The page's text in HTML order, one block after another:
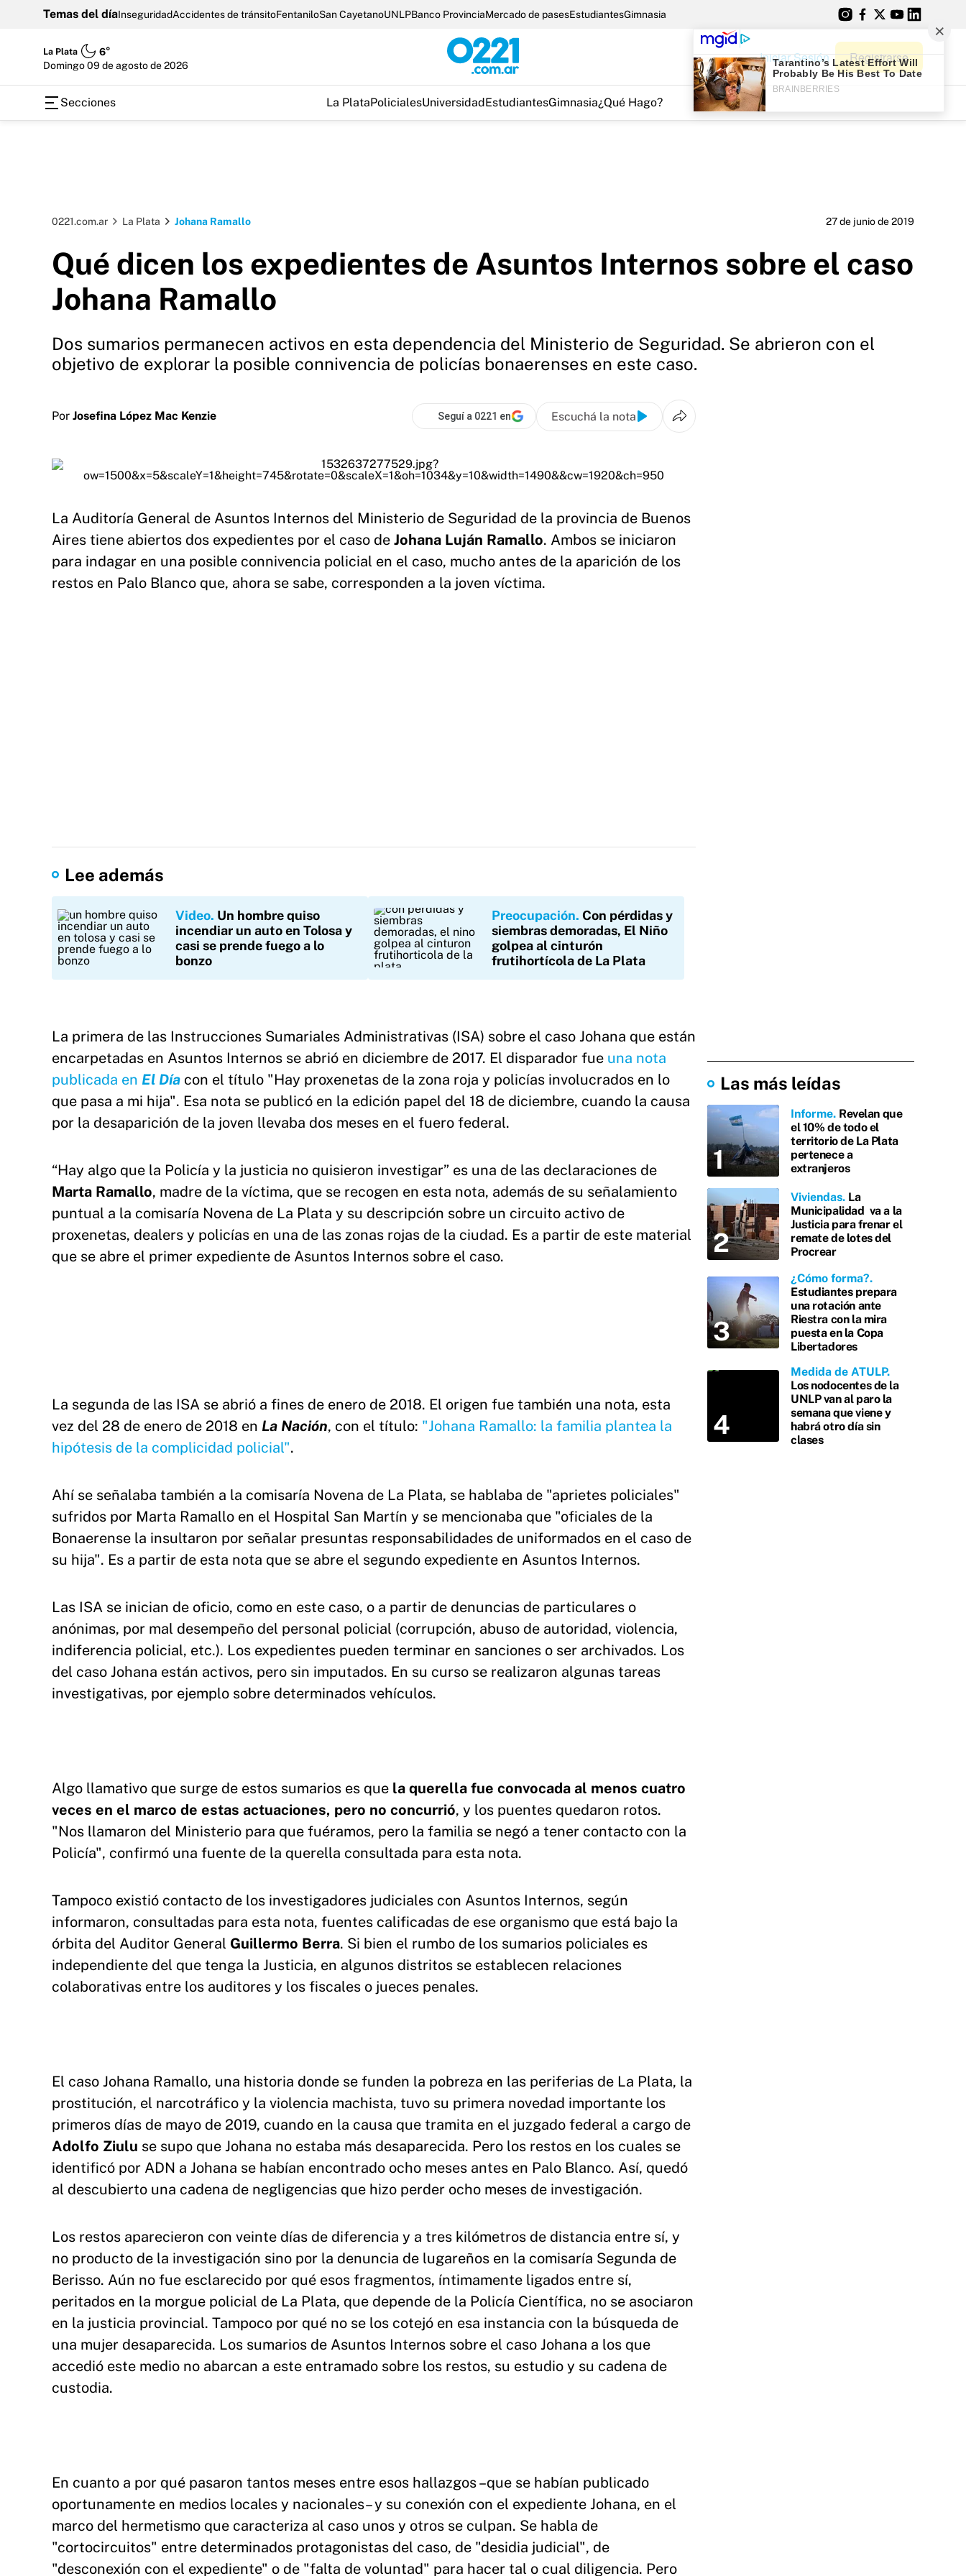
Temas del díaInseguridadAccidentes de tránsitoFentaniloSan CayetanoUNLPBanco ProvinciaMercado de pasesEstudiantesGimnasia
La Plata
6°
domingo 09 de agosto de 2026
Iniciar Sesión Registrarse
Secciones La PlataPolicialesUniversidadEstudiantesGimnasia¿Qué Hago?
0221.com.ar La Plata Johana Ramallo 27 de junio de 2019
Qué dicen los expedientes de Asuntos Internos sobre el caso
Johana Ramallo
Dos sumarios permanecen activos en esta dependencia del Ministerio de Seguridad. Se abrieron con el
objetivo de explorar la posible connivencia de policías bonaerenses en este caso.
Por Josefina López Mac Kenzie Seguí a 0221 en Escuchá la nota
La Auditoría General de Asuntos Internos del Ministerio de Seguridad de la provincia de Buenos
Aires tiene abiertos dos expedientes por el caso de Johana Luján Ramallo. Ambos se iniciaron
para indagar en una posible connivencia policial en el caso, mucho antes de la aparición de los
restos en Palo Blanco que, ahora se sabe, corresponden a la joven víctima.
Lee además
Video Un hombre quiso
incendiar un auto en Tolosa y
casi se prende fuego a lo
bonzo
Preocupación Con pérdidas y
siembras demoradas, El Niño
golpea al cinturón
frutihortícola de La Plata
La primera de las Instrucciones Sumariales Administrativas (ISA) sobre el caso Johana que están
encarpetadas en Asuntos Internos se abrió en diciembre de 2017. El disparador fue una nota
publicada en El Día con el título "Hay proxenetas de la zona roja y policías involucrados en lo
que pasa a mi hija". Esa nota se publicó en la edición papel del 18 de diciembre, cuando la causa
por la desaparición de la joven llevaba dos meses en el fuero federal.
“Hay algo que la Policía y la justicia no quisieron investigar” es una de las declaraciones de
Marta Ramallo, madre de la víctima, que se recogen en esta nota, además de su señalamiento
puntual a la comisaría Novena de La Plata y su descripción sobre un circuito activo de
proxenetas, dealers y policías en una de las zonas rojas de la ciudad. Es a partir de este material
que se abre el primer expediente de Asuntos Internos sobre el caso.
La segunda de las ISA se abrió a fines de enero de 2018. El origen fue también una nota, esta
vez del 28 de enero de 2018 en La Nación, con el título: "Johana Ramallo: la familia plantea la
hipótesis de la complicidad policial".
Ahí se señalaba también a la comisaría Novena de La Plata, se hablaba de "aprietes policiales"
sufridos por Marta Ramallo en el Hospital San Martín y se mencionaba que "oficiales de la
Bonaerense la insultaron por señalar presuntas responsabilidades de uniformados en el caso de
su hija". Es a partir de esta nota que se abre el segundo expediente en Asuntos Internos.
Las ISA se inician de oficio, como en este caso, o a partir de denuncias de particulares o
anónimas, por mal desempeño del personal policial (corrupción, abuso de autoridad, violencia,
indiferencia policial, etc.). Los expedientes pueden terminar en sanciones o ser archivados. Los
del caso Johana están activos, pero sin imputados. En su curso se realizaron algunas tareas
investigativas, por ejemplo sobre determinados vehículos.
Algo llamativo que surge de estos sumarios es que la querella fue convocada al menos cuatro
veces en el marco de estas actuaciones, pero no concurrió, y los puentes quedaron rotos.
"Nos llamaron del Ministerio para que fuéramos, pero la familia se negó a tener contacto con la
Policía", confirmó una fuente de la querella consultada para esta nota.
Tampoco existió contacto de los investigadores judiciales con Asuntos Internos, según
informaron, consultadas para esta nota, fuentes calificadas de ese organismo que está bajo la
órbita del Auditor General Guillermo Berra. Si bien el rumbo de los sumarios policiales es
independiente del que tenga la Justicia, en algunos distritos se establecen relaciones
colaborativas entre los auditores y los fiscales o jueces penales.
El caso Johana Ramallo, una historia donde se funden la pobreza en las periferias de La Plata, la
prostitución, el narcotráfico y la violencia machista, tuvo su primera novedad importante los
primeros días de mayo de 2019, cuando en la causa que tramita en el juzgado federal a cargo de
Adolfo Ziulu se supo que Johana no estaba más desaparecida. Pero los restos en los cuales se
identificó por ADN a Johana se habían encontrado ocho meses antes en Palo Blanco. Así, quedó
al descubierto una cadena de negligencias que hizo perder ocho meses de investigación.
Los restos aparecieron con veinte días de diferencia y a tres kilómetros de distancia entre sí, y
no producto de la investigación sino por la denuncia de lugareños en la comisaría Segunda de
Berisso. Aún no fue esclarecido por qué esos fragmentos, íntimamente ligados entre sí,
peritados en la morgue policial de La Plata, que depende de la Policía Científica, no se asociaron
en la justicia provincial. Tampoco por qué no se los cotejó en esa instancia con la búsqueda de
una mujer desaparecida. Los sumarios de Asuntos Internos sobre el caso Johana a los que
accedió este medio no abarcan a este entramado sobre los restos, su estudio y su cadena de
custodia.
En cuanto a por qué pasaron tantos meses entre esos hallazgos –que se habían publicado
oportunamente en medios locales y nacionales– y su conexión con el expediente Johana, en el
marco del hermetismo que caracteriza al caso unos y otros se culpan. Se habla de
"cortocircuitos" entre determinados protagonistas del caso, de "desidia judicial", de
"desconexión con el expediente" o de "falta de voluntad" para hacer tal o cual diligencia. Pero
Las más leídas
Informe Revelan que
el 10% de todo el
territorio de La Plata
pertenece a
extranjeros
Viviendas La
Municipalidad va a la
Justicia para frenar el
remate de lotes del
Procrear
¿Cómo forma?
Estudiantes prepara
una rotación ante
Riestra con la mira
puesta en la Copa
Libertadores
Medida de ATULP
Los nodocentes de la
UNLP van al paro la
semana que viene y
habrá otro día sin
clases